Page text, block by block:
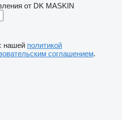
от DK MASKIN
нашей политикой
соглашением.